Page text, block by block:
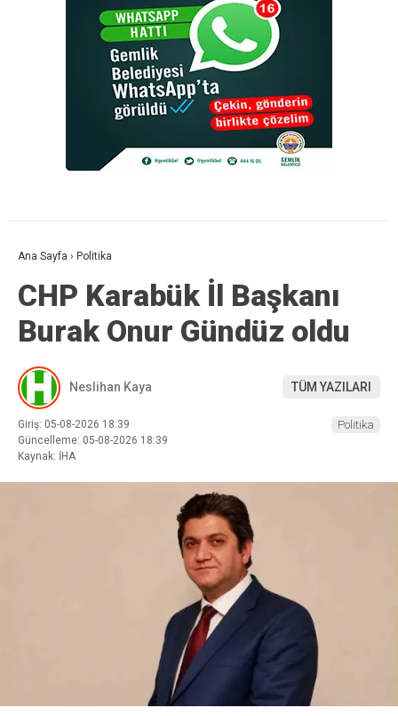
Ana Sayfa › Politika
CHP Karabük İl Başkanı
Burak Onur Gündüz oldu
Neslihan Kaya TÜM YAZILARI
Giriş: 05-08-2026 18:39
Güncelleme: 05-08-2026 18:39
Kaynak: İHA
Politika